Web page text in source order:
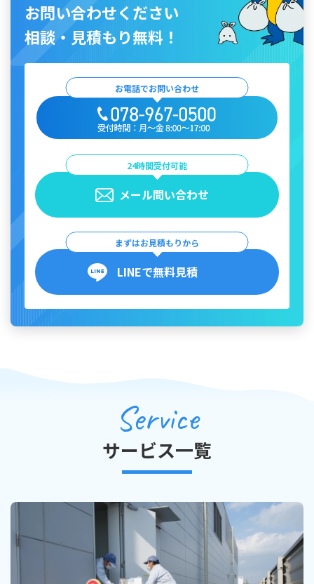
お問い合わせください
相談・見積もり無料！
お電話でお問い合わせ
24時間受付可能
メール問い合わせ
まずはお見積もりから
LINEで無料見積
Service
サービス一覧